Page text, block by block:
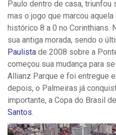
Paulo dentro de casa, triunfou
mas o jogo que marcou
histórico 8 a 0 no Corinthians.
sua antiga morada, sendo o
Paulista de 2008 sobre a
começou sua mudança para
Allianz Parque e foi entregue
depois, o Palmeiras já
importante, a Copa do Brasil
Santos